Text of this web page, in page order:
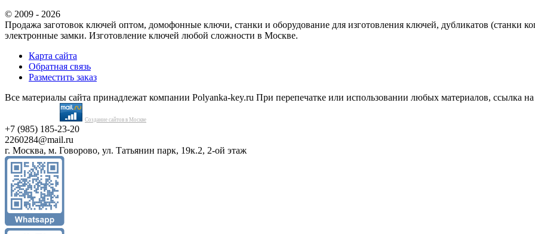
© 2009 - 2026
Продажа заготовок ключей оптом, домофонные ключи, станки и оборудование для изготовления ключей, дубликатов (станки
электронные замки. Изготовление ключей любой сложности в Москве.
Карта сайта
Обратная связь
Разместить заказ
Все материалы сайта принадлежат компании Polyanka-key.ru При перепечатке или использовании любых материалов, ссылка на
Создание сайтов в Москве
+7 (985) 185-23-20
2260284@mail.ru
г. Москва, м. Говорово, ул. Татьянин парк, 19к.2, 2-ой этаж